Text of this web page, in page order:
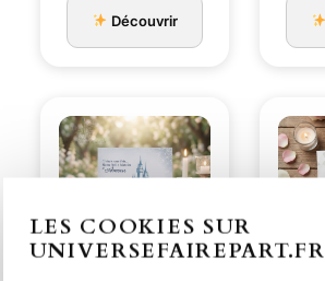
initial
était :est :
Découvrir
LES COOKIES SUR
UNIVERSEFAIREPART.FR